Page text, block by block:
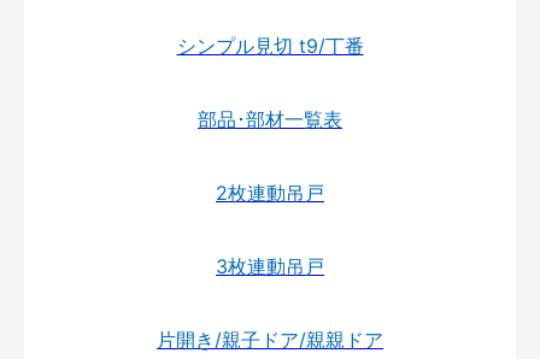
シンプル見切 t9/丁番
部品･部材一覧表
2枚連動吊戸
3枚連動吊戸
片開き/親子ドア/親親ドア